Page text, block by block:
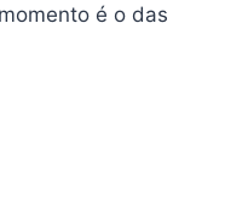
é o das